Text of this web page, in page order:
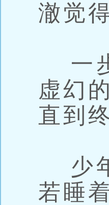
澈觉
一步
虚幻
直到
少年
若睡